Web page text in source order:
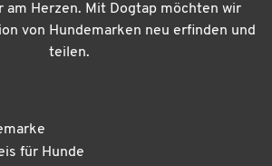
meinen Hund: Leitfaden für einen
am Herzen. Mit Dogtap möchten wir
von Hundemarken neu erfinden und
teilen.
für Hunde